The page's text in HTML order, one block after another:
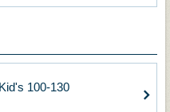
100-130